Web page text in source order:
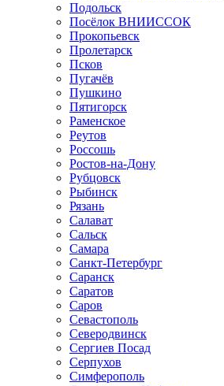
Подольск
Посёлок ВНИИССОК
Прокопьевск
Пролетарск
Псков
Пугачёв
Пушкино
Пятигорск
Раменское
Реутов
Россошь
Ростов-на-Дону
Рубцовск
Рыбинск
Рязань
Салават
Сальск
Самара
Санкт-Петербург
Саранск
Саратов
Саров
Севастополь
Северодвинск
Сергиев Посад
Серпухов
Симферополь